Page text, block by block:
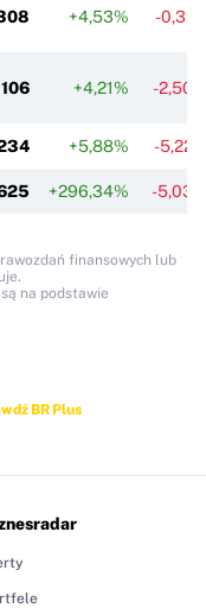
+4,53% -
+4,21% -
+5,88% -
+296,34% -
finansowych lub
na podstawie
BR Plus